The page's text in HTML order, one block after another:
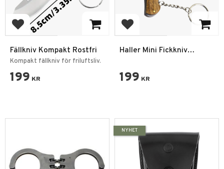
Lägg till i favoriter
Fällkniv Kompakt Rostfri
Kompakt fällkniv för friluftsliv.
199 KR
Lägg till i favoriter
Haller Mini Fickkniv
199 KR
NYHET